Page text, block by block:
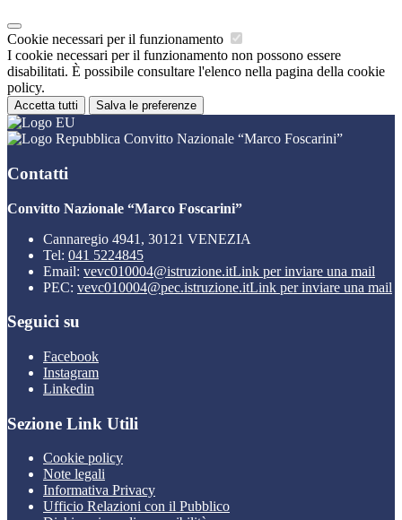
Cookie necessari per il funzionamento
I cookie necessari per il funzionamento non possono essere
disabilitati. È possibile consultare l'elenco nella pagina della cookie
policy.
Accetta tutti Salva le preferenze
Convitto Nazionale “Marco Foscarini”
Contatti
Convitto Nazionale “Marco Foscarini”
Cannaregio 4941, 30121 VENEZIA
Tel: 041 5224845
Email: vevc010004@istruzione.itLink per inviare una mail
PEC: vevc010004@pec.istruzione.itLink per inviare una mail
Seguici su
Facebook
Instagram
Linkedin
Sezione Link Utili
Cookie policy
Note legali
Informativa Privacy
Ufficio Relazioni con il Pubblico